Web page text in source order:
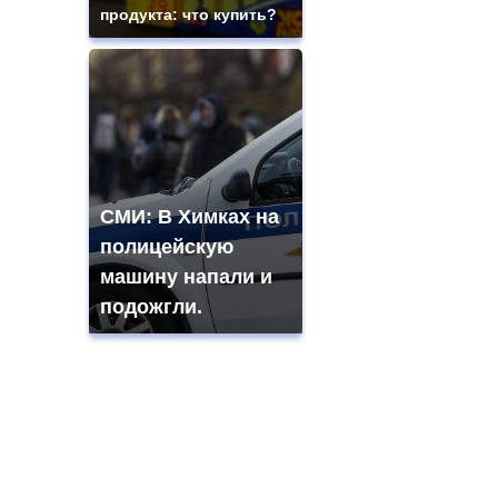
продукта: что купить?
СМИ: В Химках на
полицейскую
машину напали и
подожгли.